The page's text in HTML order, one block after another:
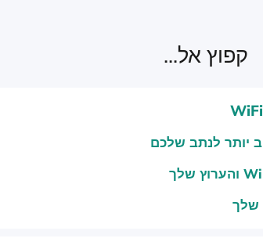
קפוץ אל...